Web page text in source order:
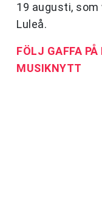
19 augusti, som
Luleå.
FÖLJ GAFFA PÅ
MUSIKNYTT